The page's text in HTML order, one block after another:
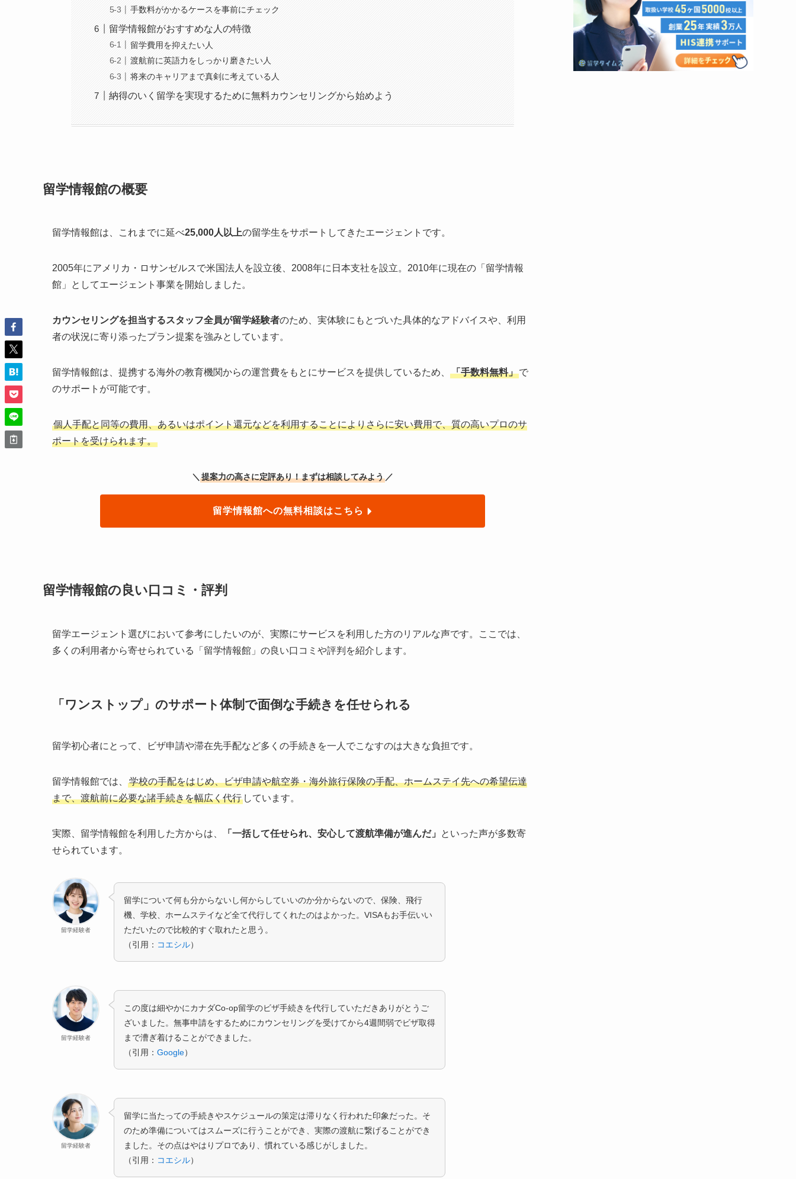
手数料がかかるケースを事前にチェック
留学情報館がおすすめな人の特徴
留学費用を抑えたい人
渡航前に英語力をしっかり磨きたい人
将来のキャリアまで真剣に考えている人
納得のいく留学を実現するために無料カウンセリングから始めよう
留学情報館の概要
留学情報館は、これまでに延べ25,000人以上の留学生をサポートしてきたエージェントです。
2005年にアメリカ・ロサンゼルスで米国法人を設立後、2008年に日本支社を設立。2010年に現在の「留学情報
館」としてエージェント事業を開始しました。
カウンセリングを担当するスタッフ全員が留学経験者のため、実体験にもとづいた具体的なアドバイスや、利用
者の状況に寄り添ったプラン提案を強みとしています。
留学情報館は、提携する海外の教育機関からの運営費をもとにサービスを提供しているため、 「手数料無料」で
のサポートが可能です。
個人手配と同等の費用、あるいはポイント還元などを利用することによりさらに安い費用で、質の高いプロのサ
ポートを受けられます。
＼ 提案力の高さに定評あり！まずは相談してみよう ／
留学情報館への無料相談はこちら
留学情報館の良い口コミ・評判
留学エージェント選びにおいて参考にしたいのが、実際にサービスを利用した方のリアルな声です。ここでは、
多くの利用者から寄せられている「留学情報館」の良い口コミや評判を紹介します。
「ワンストップ」のサポート体制で面倒な手続きを任せられる
留学初心者にとって、ビザ申請や滞在先手配など多くの手続きを一人でこなすのは大きな負担です。
留学情報館では、
学校の手配をはじめ、ビザ申請や航空券・海外旅行保険の手配、ホームステイ先への希望伝達
まで、渡航前に必要な諸手続きを幅広く代行 しています。
実際、留学情報館を利用した方からは、 「一括して任せられ、安心して渡航準備が進んだ」
といった声が多数寄
せられています。
留学経験者
留学について何も分からないし何からしていいのか分からないので、保険、飛行
機、学校、ホームステイなど全て代行してくれたのはよかった。VISAもお手伝いい
ただいたので比較的すぐ取れたと思う。
（引用： コエシル）
留学経験者
この度は細やかにカナダCo-op留学のビザ手続きを代行していただきありがとうご
ざいました。無事申請をするためにカウンセリングを受けてから4週間弱でビザ取得
まで漕ぎ着けることができました。
（引用： Google）
留学経験者
留学に当たっての手続きやスケジュールの策定は滞りなく行われた印象だった。そ
のため準備についてはスムーズに行うことができ、実際の渡航に繋げることができ
ました。その点はやはりプロであり、慣れている感じがしました。
（引用： コエシル）